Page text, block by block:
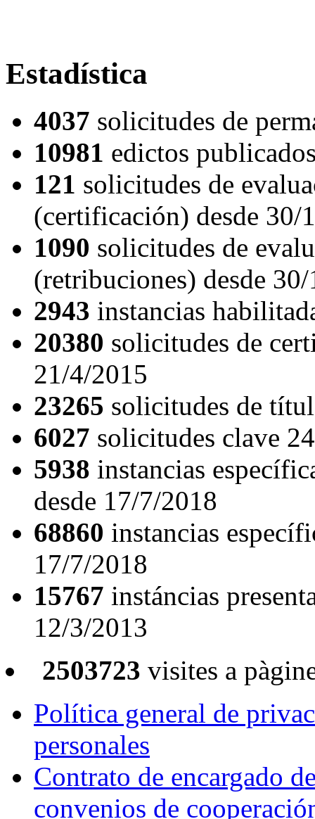
Estadística
4037 solicitudes de
10981 edictos
121 solicitudes de
(certificación) desde 30/
1090 solicitudes de
(retribuciones) desde
2943 instancias
20380 solicitudes de
21/4/2015
23265 solicitudes de
6027 solicitudes clave
5938 instancias
desde 17/7/2018
68860 instancias
17/7/2018
15767 instáncias
12/3/2013
2503723 visites a
Política general de
personales
Contrato de encargado
convenios de